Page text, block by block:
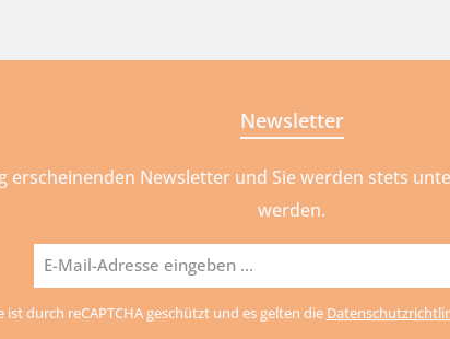
Newsletter
erscheinenden Newsletter und Sie werden stets
werden.
E-
Mail-
ist durch reCAPTCHA geschützt und es gelten die